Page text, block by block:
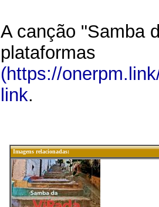
A canção "Samba
(https://
link.
Imagens relacionadas: